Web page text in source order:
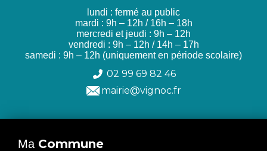
lundi : fermé au public
mardi : 9h – 12h / 16h – 18h
mercredi et jeudi : 9h – 12h
vendredi : 9h – 12h / 14h – 17h
samedi : 9h – 12h (uniquement en période scolaire)
02 99 69 82 46
mairie@vignoc.fr
Ma Commune